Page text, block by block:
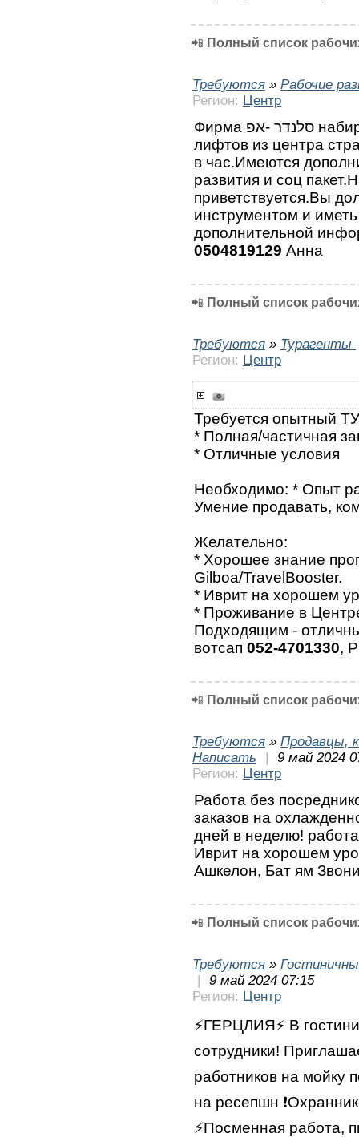
📲 Полный список
Требуются » Рабочие
Регион: Центр
Фирма סלנדר -אפ набирает работников на установку
лифтов из центра
в час.Имеются
развития и соц
приветствуется.Вы
инструментом и
дополнительной
0504819129 Анна
📲 Полный список
Требуются » Турагенты
Регион: Центр
Требуется опытный
* Полная/частичная
* Отличные условия
Необходимо: * Опыт
Умение продавать,
Желательно:
* Хорошее знание
Gilboa/TravelBooster.
* Иврит на хорошем
* Проживание в
Подходящим -
вотсап 052-4701330,
📲 Полный список
Требуются » Продавцы,
Написать
|
9 май 2024
Регион: Центр
Работа без
заказов на
дней в неделю!
Иврит на хорошем
Ашкелон, Бат ям
📲 Полный список
Требуются »
|
9 май 2024 07:15
Регион: Центр
⚡️ГЕРЦЛИЯ⚡️ В
сотрудники!
работников на мойку
на ресепшн
⚡️Посменная работа,